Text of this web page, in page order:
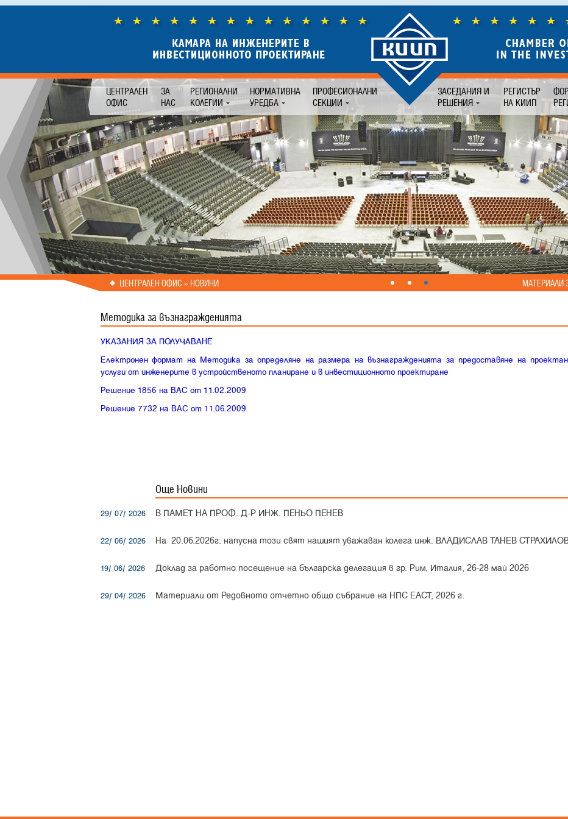
PrevNext
ЦЕНТРАЛЕН
ОФИС
ЗА
НАС
РЕГИОНАЛНИ
КОЛЕГИИ
НОРМАТИВНА
УРЕДБА
ПРОФЕСИОНАЛНИ
СЕКЦИИ
ЗАСЕДАНИЯ И
РЕШЕНИЯ
РЕГИСТЪР
НА КИИП
ЦЕНТРАЛЕН ОФИС » НОВИНИ МАТЕРИАЛИ
Методика за възнагражденията
УКАЗАНИЯ ЗА ПОЛУЧАВАНЕ
Електронен формат на Методика за определяне на размера на възнагражденията за предоставяне на
услуги от инженерите в устройственото планиране и в инвестиционното проектиране
Решение 1856 на ВАС от 11.02.2009
Решение 7732 на ВАС от 11.06.2009
Още Новини
29/ 07/ 2026 В ПАМЕТ НА ПРОФ. Д-Р ИНЖ. ПЕНЬО ПЕНЕВ
22/ 06/ 2026 На 20.06.2026г. напусна този свят нашият уважаван колега инж. ВЛАДИСЛАВ ТАНЕВ
19/ 06/ 2026 Доклад за работно посещение на българска делегация в гр. Рим, Италия, 26-28 май 2026
29/ 04/ 2026 Материали от Редовното отчетно общо събрание на НПС ЕАСТ, 2026 г.